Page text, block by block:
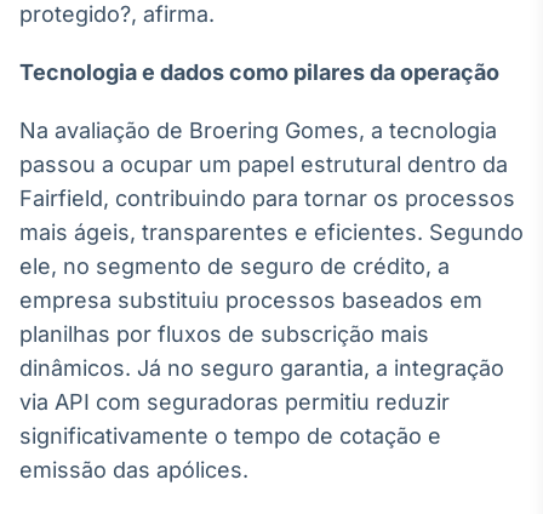
protegido?, afirma.
Tecnologia e dados como pilares da operação
Na avaliação de Broering Gomes, a tecnologia
passou a ocupar um papel estrutural dentro da
Fairfield, contribuindo para tornar os processos
mais ágeis, transparentes e eficientes. Segundo
ele, no segmento de seguro de crédito, a
empresa substituiu processos baseados em
planilhas por fluxos de subscrição mais
dinâmicos. Já no seguro garantia, a integração
via API com seguradoras permitiu reduzir
significativamente o tempo de cotação e
emissão das apólices.